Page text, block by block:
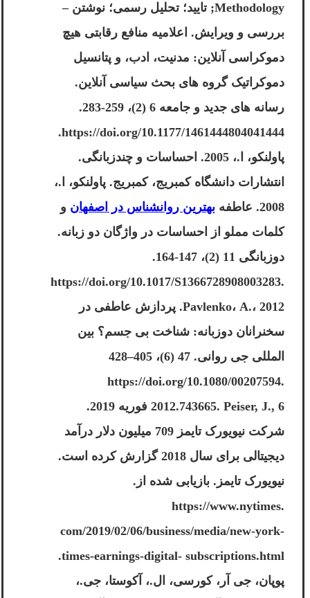
Methodology; تایید؛ تحلیل رسمی؛ نوشتن –
بررسی و ویرایش. اعلامیه منافع رقابتی هیچ
دموکراسی آنلاین: مدنیت، ادب، و پتانسیل
دموکراتیک گروه های بحث سیاسی آنلاین.
رسانه های جدید و جامعه 6 (2)، 259-283.
https://doi.org/10.1177/1461444804041444.
پاولنکو، ا.، 2005. احساسات و چندزبانگی.
انتشارات دانشگاه کمبریج، کمبریج. پاولنکو، ا.،
2008. عاطفه
بهترین روانشناس در اصفهان و
کلمات مملو از احساسات در واژگان دو زبانه.
دوزبانگی 11 (2)، 147-164.
https://doi.org/10.1017/S1366728908003283.
Pavlenko، A.، 2012. پردازش عاطفی در
سخنرانان دوزبانه: شناخت بی جسم؟ بین
المللی جی روانی. 47 (6)، 405–428
https://doi.org/10.1080/00207594.
2012.743665. Peiser, J., 6 فوریه 2019.
شرکت نیویورک تایمز 709 میلیون دلار درآمد
دیجیتالی برای سال 2018 گزارش کرده است.
نیویورک تایمز. بازیابی شده از.
https://www.nytimes.
com/2019/02/06/business/media/new-york-
times-earnings-digital- subscriptions.html.
پوپان، جی آر، کورسی، ال.، آکوستا، جی.،